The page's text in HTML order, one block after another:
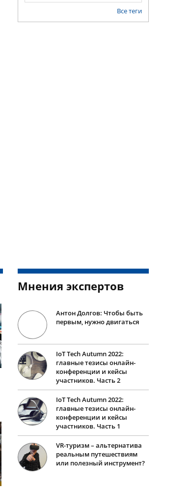
Все теги
Мнения экспертов
Антон Долгов: Чтобы быть
первым, нужно двигаться
IoT Tech Autumn 2022:
главные тезисы онлайн-
конференции и кейсы
участников. Часть 2
IoT Tech Autumn 2022:
главные тезисы онлайн-
конференции и кейсы
участников. Часть 1
VR-туризм – альтернатива
реальным путешествиям
или полезный инструмент?